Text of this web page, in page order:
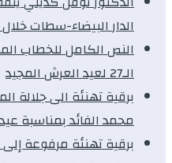
الدار البيضاء-سطات خلال
النص الكامل للخطاب
الـ27 لعيد العرش المجيد
برقية تهنئة الى جلالة
محمد الفائد بمناسبة
برقية تهنئة مرفوعة